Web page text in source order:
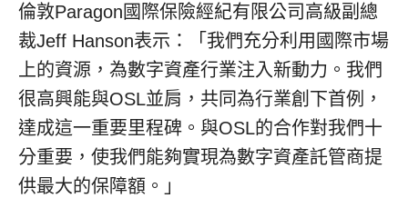
倫敦Paragon國際保險經紀有限公司高級副總
裁Jeff Hanson表示：「我們充分利用國際市場
上的資源，為數字資產行業注入新動力。我們
很高興能與OSL並肩，共同為行業創下首例，
達成這一重要里程碑。與OSL的合作對我們十
分重要，使我們能夠實現為數字資產託管商提
供最大的保障額。」